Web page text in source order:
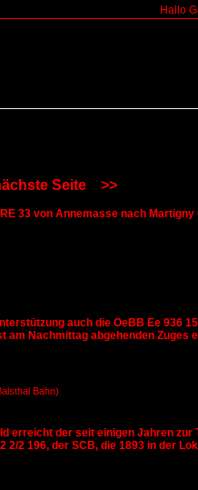
Hallo
Seite >>
33 von Annemasse nach Martigny
auch die OeBB Ee 936
Nachmittag abgehenden Zuges
Bahn)
erreicht der seit einigen Jahren
2/2 196, der SCB, die 1893 in der